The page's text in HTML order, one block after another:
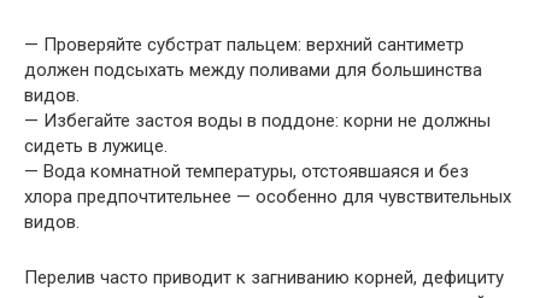
— Проверяйте субстрат пальцем: верхний сантиметр
должен подсыхать между поливами для большинства
видов.
— Избегайте застоя воды в поддоне: корни не должны
сидеть в лужице.
— Вода комнатной температуры, отстоявшаяся и без
хлора предпочтительнее — особенно для чувствительных
видов.
Перелив часто приводит к загниванию корней, дефициту